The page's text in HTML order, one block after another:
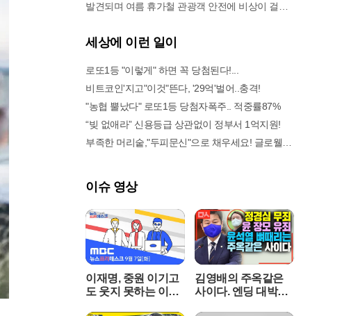
발견되며 여름 휴가철 관광객 안전에 비상이 걸렸
도 일대 해안과 인근 도서 지역에서 수거된 목함지
뢰는 총 12개에 달하는 것으로 집계됐다. 발견된 물
체 중에는 단순한 빈 상자도 있었으나, 실제 살상력
을 가진 폭발물이 포함되어 있어 군 당국이 현장에
서 긴급 폭파 작업을 진행하는 등 긴박한 상황이 이
어졌다.지뢰 발견은 낚시객과 군의 순찰 과정에서
동시다발적으로 이루어지고 있다. 지난달 27일에
는 황천포구 선착장 근처 바다 위에 수상한 물체가
가에서도 군부대 감시 장비와 순찰 인력에 의해 목
함지뢰가 포착되는 등 강화군 전역의 해안선이 지
뢰 유입 경로가 되고 있다. 군은 북한의 집중호우로
인해 접경지역에 매설되었거나 보관 중이던 지뢰
가 강물을 타고 서해로 흘러든 것으로 분석하고 있
다.목함지뢰는 나무 상자 형태로 제작되어 물에 잘
수 있다는 점이 가장 큰 위험 요소다. 겉모습이 일
반적인 나무 상자나 땔감처럼 보이기 때문에 호기
심에 만지거나 발로 건드릴 경우 끔찍한 인명 사고
세상에 이런 일이
로또1등 "이렇게" 하면 꼭 당첨된다!...
비트코인'지고"이것"뜬다, '29억'벌어..충격!
"농협 뿔났다" 로또1등 당첨자폭주.. 적중률87%
“빚 없애라” 신용등급 상관없이 정부서 1억지원!
이슈 영상
이재명, 중원 이기고
도 웃지 못하는 이유!
김영배의 주옥같은
사이다. 엔딩 대박